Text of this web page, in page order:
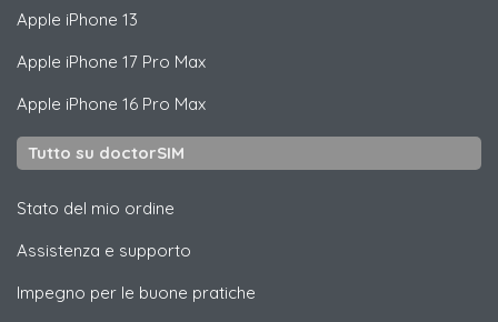
Apple iPhone 13
Apple iPhone 17 Pro Max
Apple iPhone 16 Pro Max
Tutto su doctorSIM
Stato del mio ordine
Assistenza e supporto
Impegno per le buone pratiche